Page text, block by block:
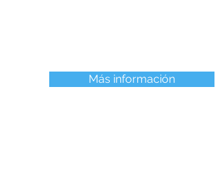
Más información